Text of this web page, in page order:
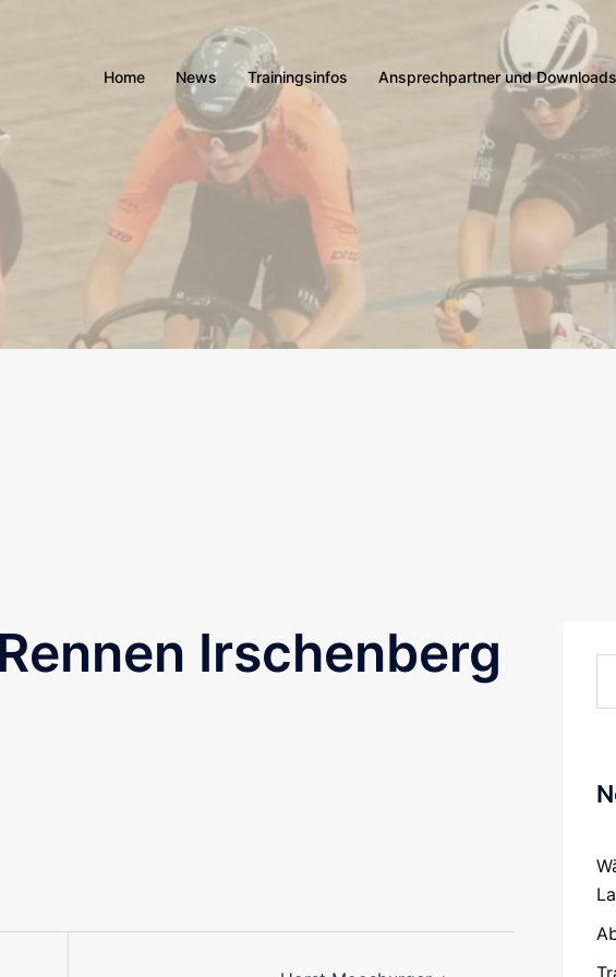
Home News Trainingsinfos Ansprechpartner und Downloads
Irschenberg